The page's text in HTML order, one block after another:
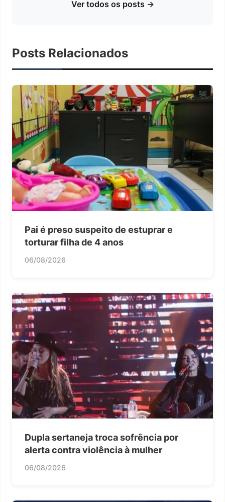
Ver todos os posts →
Posts Relacionados
Pai é preso suspeito de estuprar e
torturar filha de 4 anos
06/08/2026
Dupla sertaneja troca sofrência por
alerta contra violência à mulher
06/08/2026